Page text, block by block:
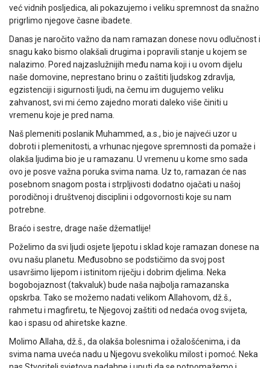
već vidnih posljedica, ali pokazujemo i veliku spremnost da snažno
prigrlimo njegove časne ibadete.
Danas je naročito važno da nam ramazan donese novu odlučnost i
snagu kako bismo olakšali drugima i popravili stanje u kojem se
nalazimo. Pored najzaslužnijih među nama koji i u ovom dijelu
naše domovine, neprestano brinu o zaštiti ljudskog zdravlja,
egzistenciji i sigurnosti ljudi, na čemu im dugujemo veliku
zahvanost, svi mi ćemo zajedno morati daleko više činiti u
vremenu koje je pred nama.
Naš plemeniti poslanik Muhammed, a.s., bio je najveći uzor u
dobroti i plemenitosti, a vrhunac njegove spremnosti da pomaže i
olakša ljudima bio je u ramazanu. U vremenu u kome smo sada
ovo je posve važna poruka svima nama. Uz to, ramazan će nas
posebnom snagom posta i strpljivosti dodatno ojačati u našoj
porodičnoj i društvenoj disciplini i odgovornosti koje su nam
potrebne.
Braćo i sestre, drage naše džematlije!
Poželimo da svi ljudi osjete ljepotu i sklad koje ramazan donese na
ovu našu planetu. Međusobno se podstičimo da svoj post
usavršimo lijepom i istinitom riječju i dobrim djelima. Neka
bogobojaznost (takvaluk) bude naša najbolja ramazanska
opskrba. Tako se možemo nadati velikom Allahovom, dž.š.,
rahmetu i magfiretu, te Njegovoj zaštiti od nedaća ovog svijeta,
kao i spasu od ahiretske kazne.
Molimo Allaha, dž.š., da olakša bolesnima i ožalošćenima, i da
svima nama uveća nadu u Njegovu svekoliku milost i pomoć. Neka